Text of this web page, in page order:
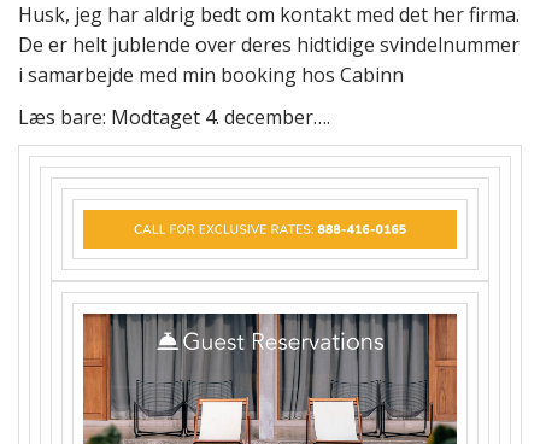
Husk, jeg har aldrig bedt om kontakt med det her firma.
De er helt jublende over deres hidtidige svindelnummer
i samarbejde med min booking hos Cabinn
Læs bare: Modtaget 4. december….